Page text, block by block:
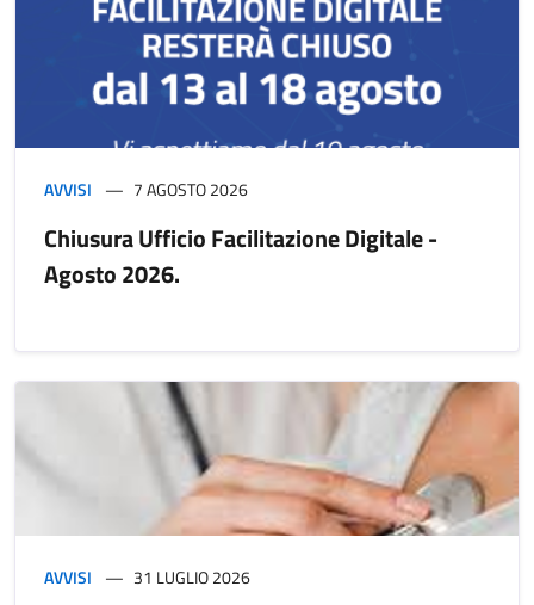
AVVISI 7 AGOSTO 2026
Chiusura Ufficio Facilitazione Digitale -
Agosto 2026.
AVVISI 31 LUGLIO 2026